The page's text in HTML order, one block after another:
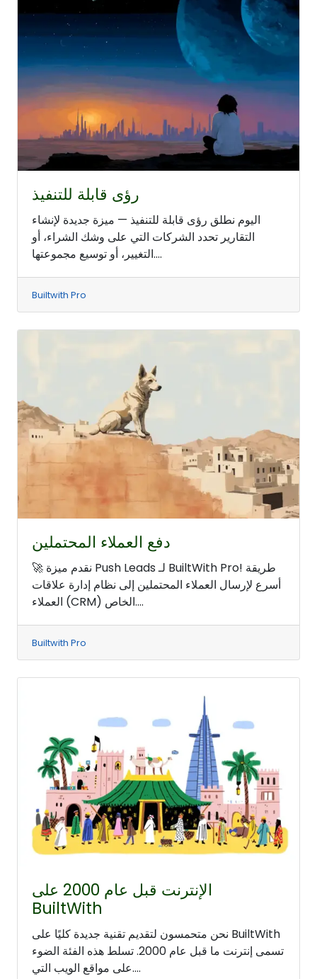
رؤى قابلة للتنفيذ
اليوم نطلق رؤى قابلة للتنفيذ — ميزة جديدة لإنشاء
التقارير تحدد الشركات التي على وشك الشراء، أو
التغيير، أو توسيع مجموعتها....
Builtwith Pro
دفع العملاء المحتملين
🚀 نقدم ميزة Push Leads لـ BuiltWith Pro! طريقة
أسرع لإرسال العملاء المحتملين إلى نظام إدارة علاقات
العملاء (CRM) الخاص....
Builtwith Pro
الإنترنت قبل عام 2000 على
BuiltWith
نحن متحمسون لتقديم تقنية جديدة كليًا على BuiltWith
تسمى إنترنت ما قبل عام 2000. تسلط هذه الفئة الضوء
على مواقع الويب التي....